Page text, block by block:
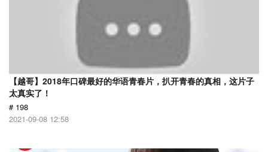
【越哥】2018年口碑最好的华语青春片，扒开青春的真相，这片子
太真实了！
# 198
2021-09-08 12:58